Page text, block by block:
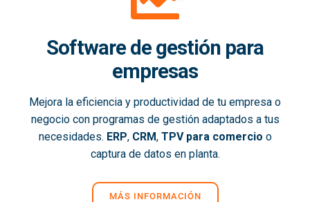
Software de gestión para
empresas
Mejora la eficiencia y productividad de tu empresa o
negocio con programas de gestión adaptados a tus
necesidades. ERP, CRM, TPV para comercio o
captura de datos en planta.
MÁS INFORMACIÓN